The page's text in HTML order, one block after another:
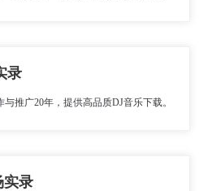
录
推广20年，提供高品质DJ音乐下载。
实录